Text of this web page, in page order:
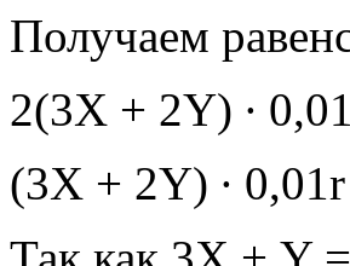
Получаем
2(3X + 2Y) ∙
(3X + 2Y) ∙